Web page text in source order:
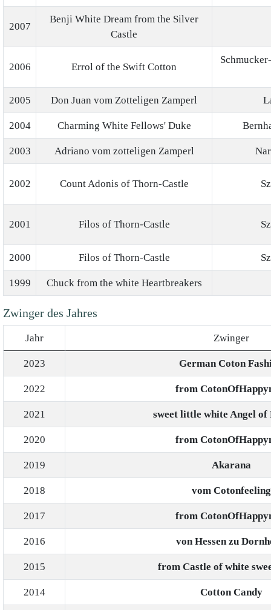
2007
Benji White Dream from the Silver
Castle
2006 Errol of the Swift Cotton
2005 Don Juan vom Zotteligen Zamperl
2004 Charming White Fellows' Duke
2003 Adriano vom zotteligen Zamperl
2002 Count Adonis of Thorn-Castle
2001 Filos of Thorn-Castle
2000 Filos of Thorn-Castle
1999 Chuck from the white Heartbreakers
Zwinger des Jahres
Jahr Zwinger
2023 German Coton
2022 from
2021 sweet little white Angel of
2020 from
2019 Akarana
2018 vom Cotonfeeling
2017 from
2016 von Hessen zu
2015 from Castle of white
2014 Cotton Candy